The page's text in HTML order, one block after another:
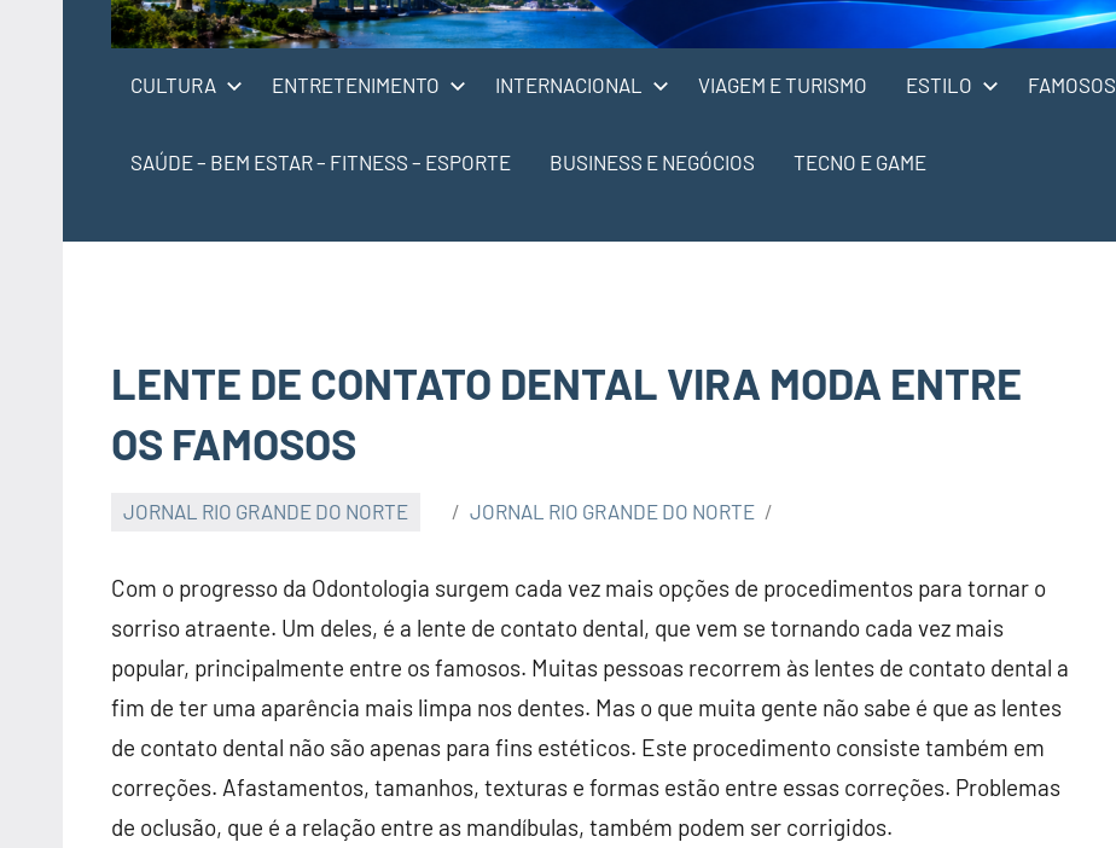
CULTURA ENTRETENIMENTO INTERNACIONAL VIAGEM E TURISMO ESTILO FAMOSOS
SAÚDE – BEM ESTAR – FITNESS – ESPORTE BUSINESS E NEGÓCIOS TECNO E GAME
LENTE DE CONTATO DENTAL VIRA MODA ENTRE
OS FAMOSOS
JORNAL RIO GRANDE DO NORTE JORNAL RIO GRANDE DO NORTE
Com o progresso da Odontologia surgem cada vez mais opções de procedimentos para tornar o
sorriso atraente. Um deles, é a lente de contato dental, que vem se tornando cada vez mais
popular, principalmente entre os famosos. Muitas pessoas recorrem às lentes de contato dental a
fim de ter uma aparência mais limpa nos dentes. Mas o que muita gente não sabe é que as lentes
de contato dental não são apenas para fins estéticos. Este procedimento consiste também em
correções. Afastamentos, tamanhos, texturas e formas estão entre essas correções. Problemas
de oclusão, que é a relação entre as mandíbulas, também podem ser corrigidos.